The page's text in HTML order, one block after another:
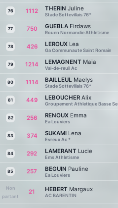
76 1112 THERIN Juline
Stade Sottevillais 76*
77 750 GUEBLA Firdaws
Rouen Normandie Athletisme
78 426 LEROUX Lea
Ga Communaute Saint Romain
79 1214 LEMAGNENT Maia
Val-de-reuil Ac
80 1114 BAILLEUL Maelys
Stade Sottevillais 76*
81 449 LEBOUCHER Alix
Groupement Athletique Basse Se
82 256 RENOUX Emma
Ea Louviers
83 374 SUKAMI Lena
Evreux Ac *
84 292 LAMERANT Lucie
Ems Athletisme
85 257 BEGUIN Pauline
Ea Louviers
Non
partant
21 HEBERT Margaux
AC BARENTIN